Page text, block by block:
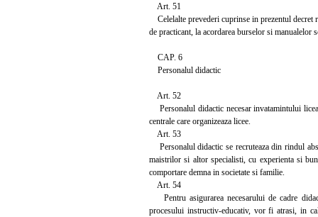
Art. 51
Celelalte prevederi cuprinse in prezentul decret
de practicant, la acordarea burselor si
CAP. 6
Personalul didactic
Art. 52
Personalul didactic necesar invatamintului
centrale care organizeaza licee.
Art. 53
Personalul didactic se recruteaza din rindul
maistrilor si altor specialisti, cu experienta si
comportare demna in societate si familie.
Art. 54
Pentru asigurarea necesarului de cadre
procesului instructiv-educativ, vor fi atrasi, in